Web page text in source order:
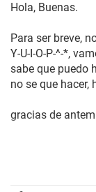
Hola, Buenas.
Para ser breve,
Y-U-I-O-P-^-*,
sabe que puedo
no se que hacer,
gracias de